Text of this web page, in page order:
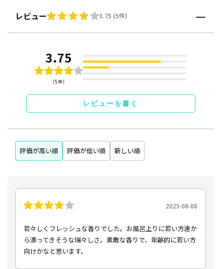
レビュー 3.75 (5件)
3.75
（5件）
レビューを書く
評価が高い順 評価が低い順 新しい順
2025-08-08
若々しくフレッシュな香りでした。お風呂上りに若い方達か
ら漂ってきそうな瑞々しさ。素敵な香りで、年齢的に若い方
向けかなと思います。